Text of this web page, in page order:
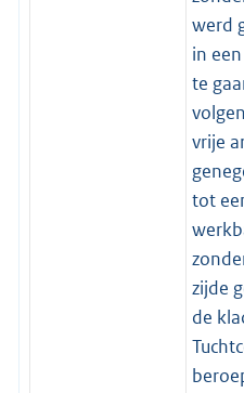
werd
in
te
vrije
tot
zijde
de